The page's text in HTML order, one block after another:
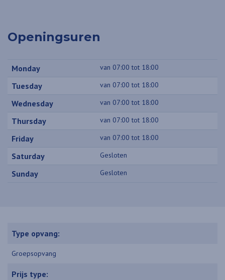
Openingsuren
Monday van 07:00 tot 18:00
Tuesday van 07:00 tot 18:00
Wednesday van 07:00 tot 18:00
Thursday van 07:00 tot 18:00
Friday van 07:00 tot 18:00
Saturday Gesloten
Sunday Gesloten
Type opvang:
Groepsopvang
Prijs type: